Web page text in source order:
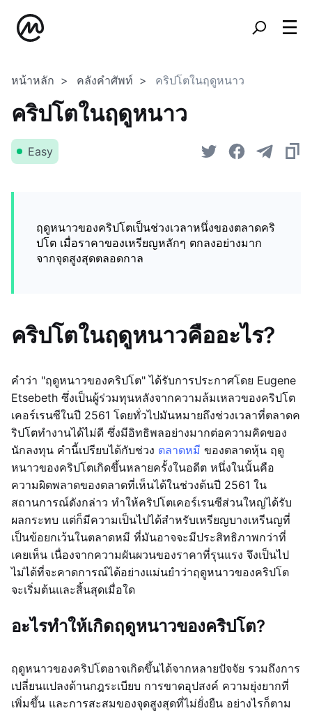
หน้าหลัก คลังคำศัพท์ คริปโตในฤดูหนาว
คริปโตในฤดูหนาว
Easy
ฤดูหนาวของคริปโตเป็นช่วงเวลาหนึ่งของตลาดคริ
ปโต เมื่อราคาของเหรียญหลักๆ ตกลงอย่างมาก
จากจุดสูงสุดตลอดกาล
คริปโตในฤดูหนาวคืออะไร?
คำว่า "ฤดูหนาวของคริปโต" ได้รับการประกาศโดย Eugene
Etsebeth ซึ่งเป็นผู้ร่วมทุนหลังจากความล้มเหลวของคริปโต
เคอร์เรนซีในปี 2561 โดยทั่วไปมันหมายถึงช่วงเวลาที่ตลาดค
ริปโตทำงานได้ไม่ดี ซึ่งมีอิทธิพลอย่างมากต่อความคิดของ
นักลงทุน คำนี้เปรียบได้กับช่วง ตลาดหมี ของตลาดหุ้น ฤดู
หนาวของคริปโตเกิดขึ้นหลายครั้งในอดีต หนึ่งในนั้นคือ
ความผิดพลาดของตลาดที่เห็นได้ในช่วงต้นปี 2561 ใน
สถานการณ์ดังกล่าว ทำให้คริปโตเคอร์เรนซีส่วนใหญ่ได้รับ
ผลกระทบ แต่ก็มีความเป็นไปได้สำหรับเหรียญบางเหรีนญที่
เป็นข้อยกเว้นในตลาดหมี ที่มันอาจจะมีประสิทธิภาพกว่าที่
เคยเห็น เนื่องจากความผันผวนของราคาที่รุนแรง จึงเป็นไป
ไม่ได้ที่จะคาดการณ์ได้อย่างแม่นยำว่าฤดูหนาวของคริปโต
จะเริ่มต้นและสิ้นสุดเมื่อใด
อะไรทำให้เกิดฤดูหนาวของคริปโต?
ฤดูหนาวของคริปโตอาจเกิดขึ้นได้จากหลายปัจจัย รวมถึงการ
เปลี่ยนแปลงด้านกฎระเบียบ การขาดอุปสงค์ ความยุ่งยากที่
เพิ่มขึ้น และการสะสมของจุดสูงสุดที่ไม่ยั่งยืน อย่างไรก็ตาม